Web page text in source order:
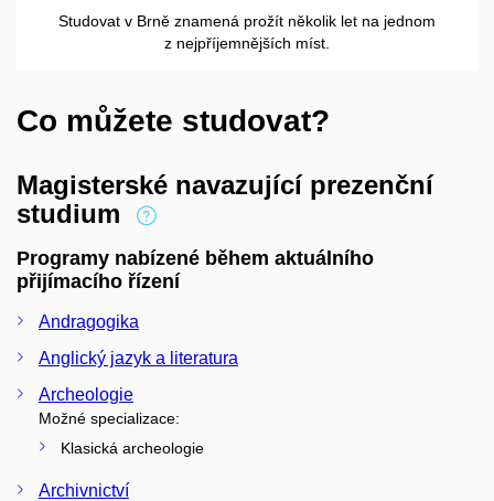
Studovat v Brně znamená prožít několik let na jednom
z nejpříjemnějších míst.
Co můžete studovat?
Magisterské navazující prezenční
studium
Programy nabízené během aktuálního
přijímacího řízení
Andragogika
Anglický jazyk a literatura
Archeologie
Možné specializace:
Klasická archeologie
Archivnictví